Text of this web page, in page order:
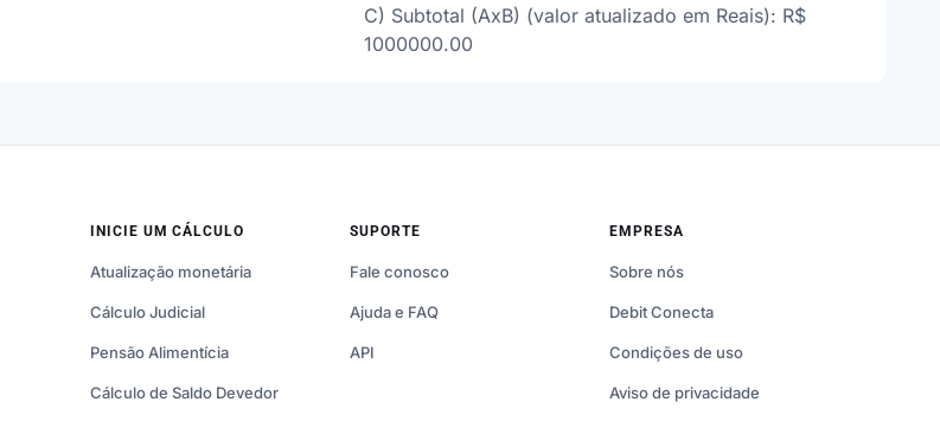
C) Subtotal (AxB) (valor atualizado em Reais): R$
1000000.00
INICIE UM CÁLCULO
Atualização monetária
Cálculo Judicial
Pensão Alimentícia
Cálculo de Saldo Devedor
SUPORTE
Fale conosco
Ajuda e FAQ
API
EMPRESA
Sobre nós
Debit Conecta
Condições de uso
Aviso de privacidade